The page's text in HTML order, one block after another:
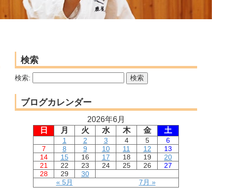
検索
検索:
ブログカレンダー
2026年6月
日
月 火 水 木 金 土
« 5月 7月 »
1 2 3 4 5
6
7
8 9 10 11 12
13
14
15 16 17 18 19
20
21
22 23 24 25 26
27
28
29 30